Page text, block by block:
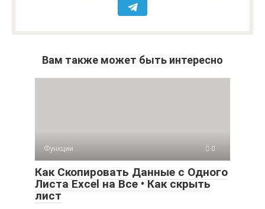
Вам также может быть интересно
Функции 0
Как Скопировать Данные с Одного
Листа Excel на Все • Как скрыть
лист